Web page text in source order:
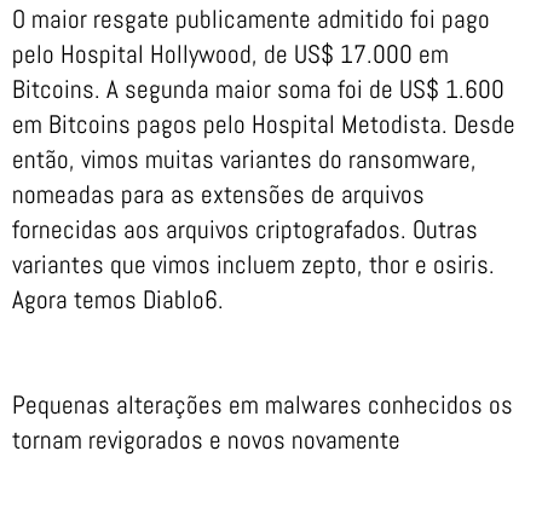
O maior resgate publicamente admitido foi pago
pelo Hospital Hollywood, de US$ 17.000 em
Bitcoins. A segunda maior soma foi de US$ 1.600
em Bitcoins pagos pelo Hospital Metodista. Desde
então, vimos muitas variantes do ransomware,
nomeadas para as extensões de arquivos
fornecidas aos arquivos criptografados. Outras
variantes que vimos incluem zepto, thor e osiris.
Agora temos Diablo6.
Pequenas alterações em malwares conhecidos os
tornam revigorados e novos novamente